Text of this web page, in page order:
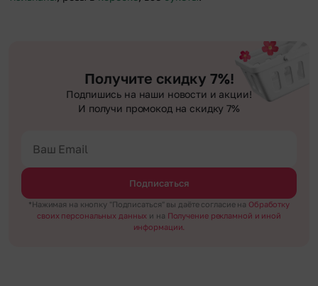
Получите скидку 7%!
Подпишись на наши новости и акции!
И получи промокод на скидку 7%
Подписаться
*Нажимая на кнопку "Подписаться" вы даёте согласие на Обработку
своих персональных данных и на Получение рекламной и иной
информации.